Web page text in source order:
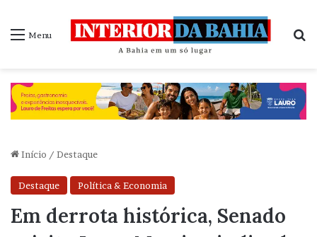
Menu
Início / Destaque
Destaque Política & Economia
Em derrota histórica, Senado